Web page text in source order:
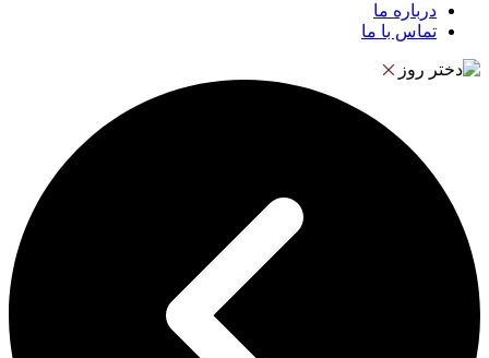
درباره ما
تماس با ما